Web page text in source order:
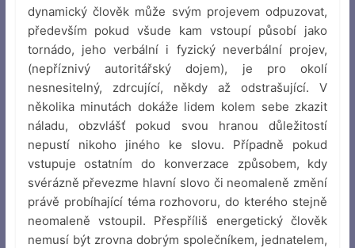
dynamický člověk může svým projevem odpuzovat,
především pokud všude kam vstoupí působí jako
tornádo, jeho verbální i fyzický neverbální projev,
(nepříznivý autoritářský dojem), je pro okolí
nesnesitelný, zdrcující, někdy až odstrašující. V
několika minutách dokáže lidem kolem sebe zkazit
náladu, obzvlášť pokud svou hranou důležitostí
nepustí nikoho jiného ke slovu. Případně pokud
vstupuje ostatním do konverzace způsobem, kdy
svérázně převezme hlavní slovo či neomaleně změní
právě probíhající téma rozhovoru, do kterého stejně
neomaleně vstoupil. Přespříliš energetický člověk
nemusí být zrovna dobrým společníkem, jednatelem,